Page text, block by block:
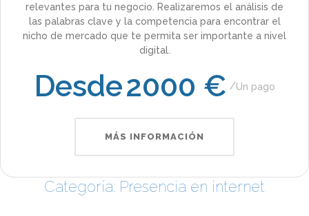
relevantes para tu negocio. Realizaremos el análisis de
las palabras clave y la competencia para encontrar el
nicho de mercado que te permita ser importante a nivel
digital.
Desde2000 € Un pago
MÁS INFORMACIÓN
Categoría: Presencia en internet